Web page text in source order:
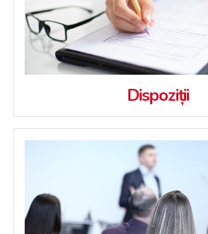
Dispoziții